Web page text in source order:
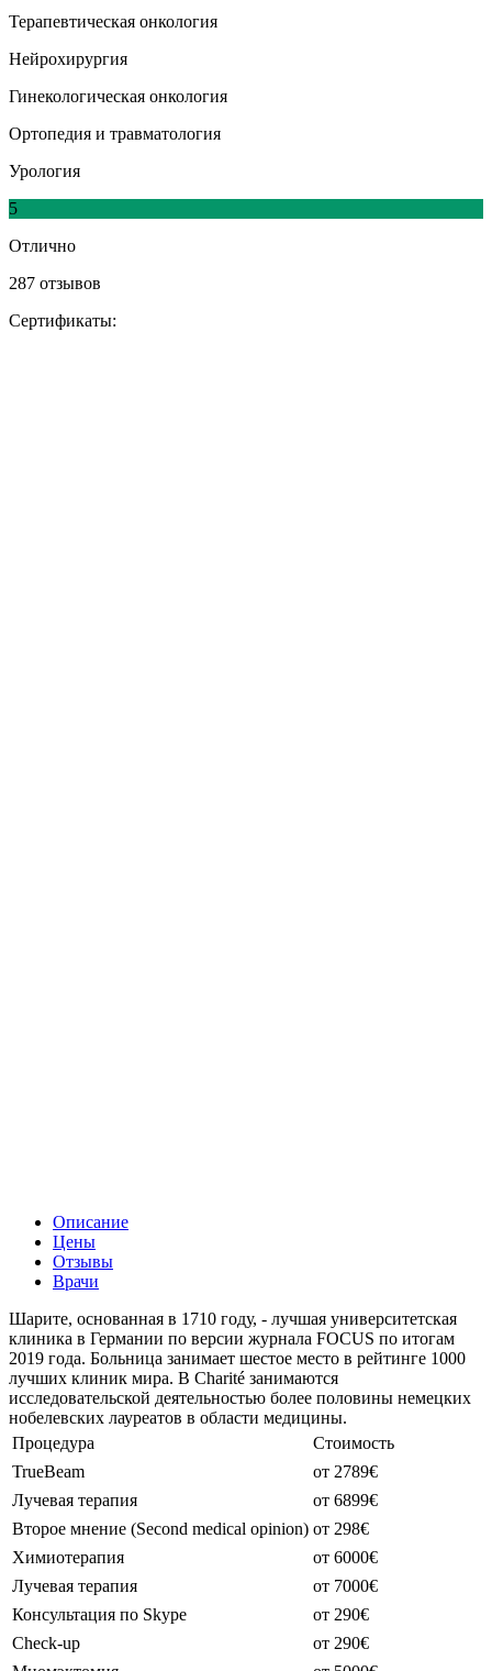
Терапевтическая онкология
Нейрохирургия
Гинекологическая онкология
Ортопедия и травматология
Урология
5
Отлично
287 отзывов
Сертификаты:
Описание
Цены
Отзывы
Врачи
Шарите, основанная в 1710 году, - лучшая университетская
клиника в Германии по версии журнала FOCUS по итогам
2019 года. Больница занимает шестое место в рейтинге 1000
лучших клиник мира. В Charité занимаются
исследовательской деятельностью более половины немецких
нобелевских лауреатов в области медицины.
Процедура
Стоимость
TrueBeam
от 2789€
Лучевая терапия
от 6899€
Второе мнение (Second medical opinion) от 298€
Химиотерапия
от 6000€
Лучевая терапия
от 7000€
Консультация по Skype
от 290€
Check-up
от 290€